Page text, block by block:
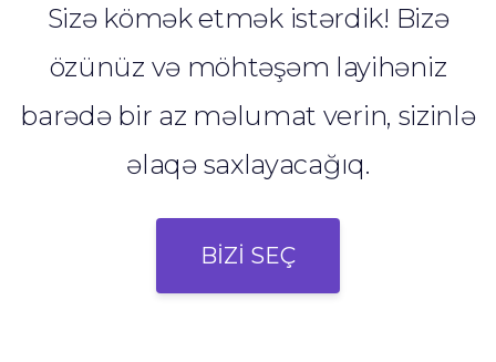
Sizə kömək etmək istərdik! Bizə
özünüz və möhtəşəm layihəniz
barədə bir az məlumat verin, sizinlə
əlaqə saxlayacağıq.
BİZİ SEÇ